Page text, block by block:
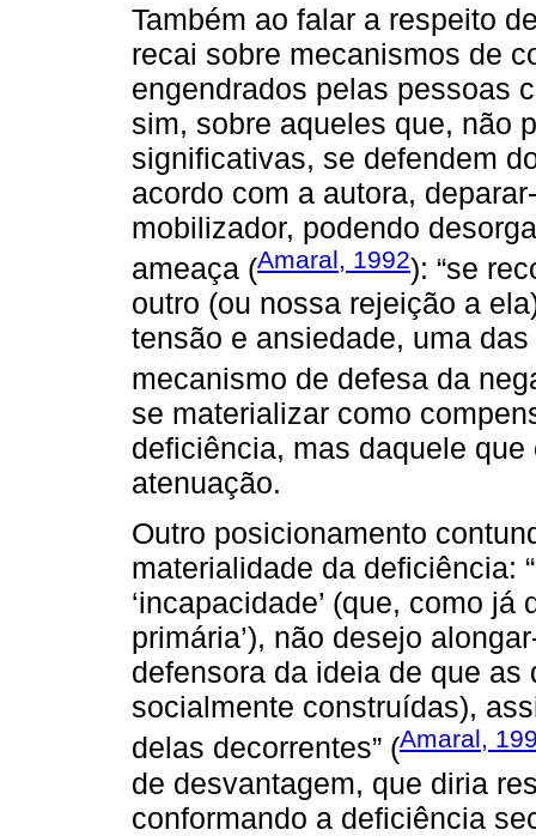
Também ao falar a respeito
recai sobre mecanismos de
engendrados pelas pessoas
sim, sobre aqueles que, não
significativas, se defendem
acordo com a autora,
mobilizador, podendo
ameaça (Amaral, 1992): “se
outro (ou nossa rejeição a
tensão e ansiedade, uma
mecanismo de defesa da
se materializar como
deficiência, mas daquele
atenuação.
Outro posicionamento
materialidade da deficiência:
‘incapacidade’ (que, como
primária’), não desejo
defensora da ideia de que
socialmente construídas),
delas decorrentes” (Amaral,
de desvantagem, que diria
conformando a deficiência